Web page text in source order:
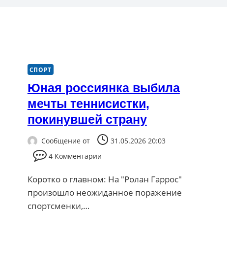
СПОРТ
Юная россиянка выбила
мечты теннисистки,
покинувшей страну
Сообщение от
31.05.2026 20:03
4 Комментарии
Коротко о главном: На "Ролан Гаррос"
произошло неожиданное поражение
спортсменки,…